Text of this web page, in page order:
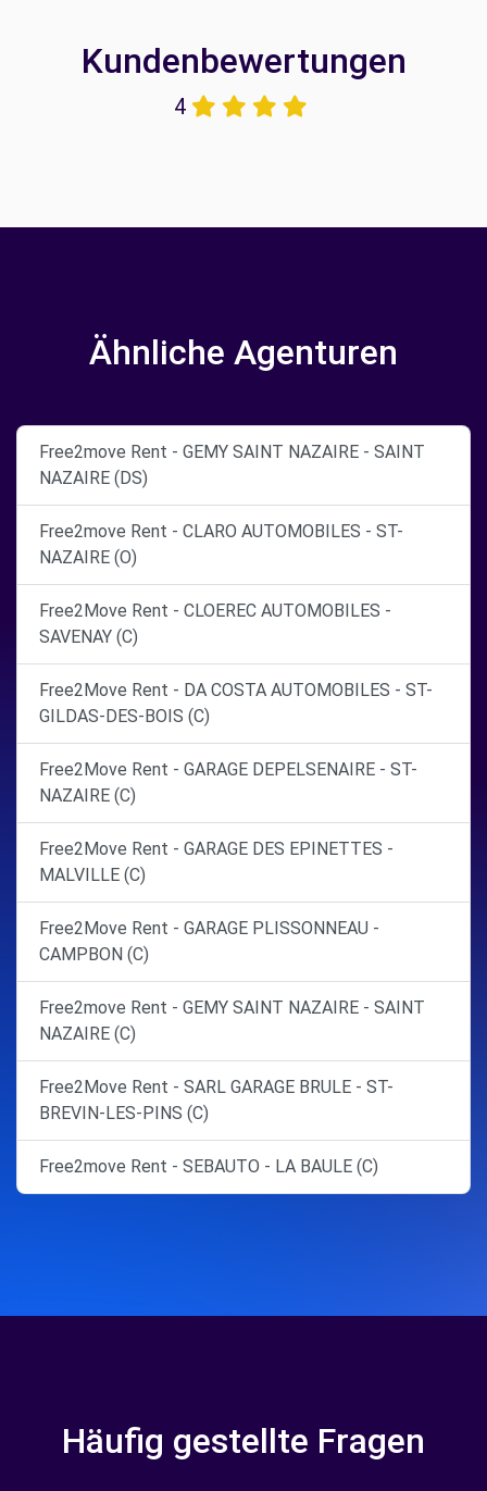
Kundenbewertungen
4
Ähnliche Agenturen
Free2move Rent - GEMY SAINT NAZAIRE - SAINT
NAZAIRE (DS)
Free2move Rent - CLARO AUTOMOBILES - ST-
NAZAIRE (O)
Free2Move Rent - CLOEREC AUTOMOBILES -
SAVENAY (C)
Free2Move Rent - DA COSTA AUTOMOBILES - ST-
GILDAS-DES-BOIS (C)
Free2Move Rent - GARAGE DEPELSENAIRE - ST-
NAZAIRE (C)
Free2Move Rent - GARAGE DES EPINETTES -
MALVILLE (C)
Free2Move Rent - GARAGE PLISSONNEAU -
CAMPBON (C)
Free2move Rent - GEMY SAINT NAZAIRE - SAINT
NAZAIRE (C)
Free2Move Rent - SARL GARAGE BRULE - ST-
BREVIN-LES-PINS (C)
Free2move Rent - SEBAUTO - LA BAULE (C)
Häufig gestellte Fragen